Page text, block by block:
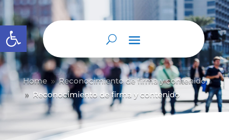
Abrir barra de herramientas
Home 9 Reconocimiento de firma y contenido
9 Reconocimiento de firma y contenido